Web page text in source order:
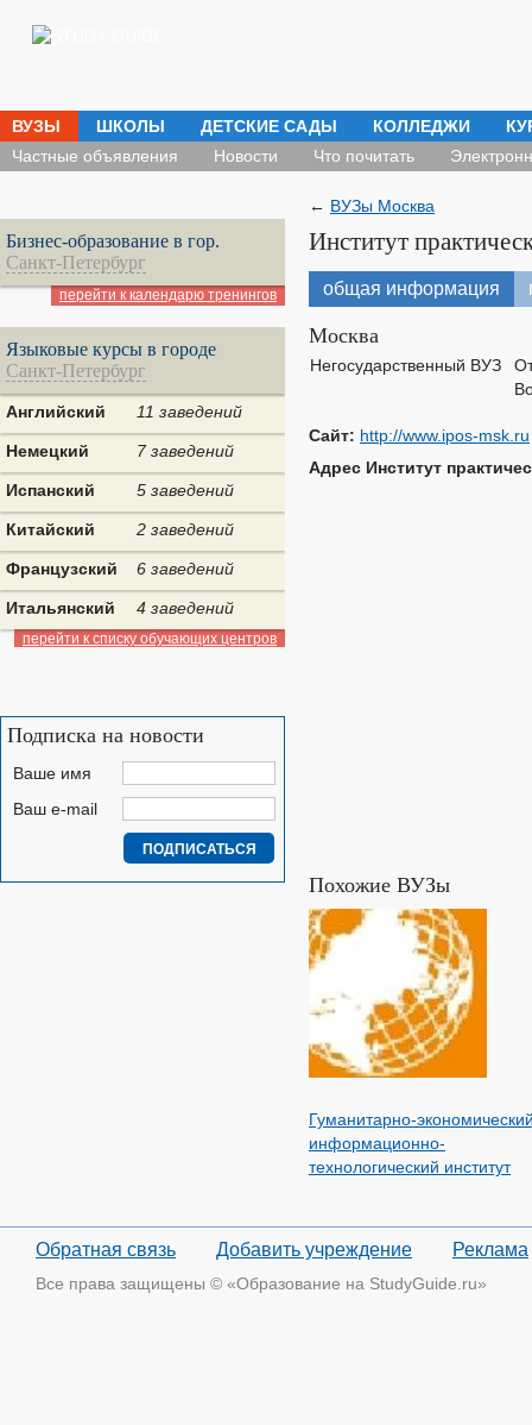
ВУЗЫ ШКОЛЫ ДЕТСКИЕ САДЫ КОЛЛЕДЖИ
Частные объявления
Новости Что почитать
← ВУЗы Москва
Институт
общая информация
Москва
Негосударственный ВУЗ
Сайт: http://www.ipos-msk.ru
Адрес Институт
Похожие ВУЗы
Гуманитарно-
информационно-
технологический институт
Бизнес-образование в гор.
Санкт-Петербург
перейти к календарю тренингов
Языковые курсы в городе
Санкт-Петербург
Английский 11 заведений
Немецкий 7 заведений
Испанский 5 заведений
Китайский 2 заведений
Французский 6 заведений
Итальянский 4 заведений
перейти к списку обучающих центров
Подписка на новости
Ваше имя
Ваш e-mail
Обратная связь Добавить учреждение Реклама
Все права защищены © «Образование на StudyGuide.ru»